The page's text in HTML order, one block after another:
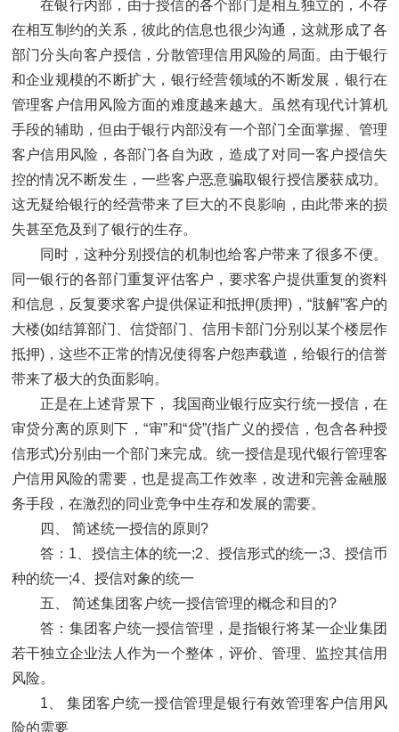
在银行内部，由于授信的各个部门是相互独立的，不存
在相互制约的关系，彼此的信息也很少沟通，这就形成了各
部门分头向客户授信，分散管理信用风险的局面。由于银行
和企业规模的不断扩大，银行经营领域的不断发展，银行在
管理客户信用风险方面的难度越来越大。虽然有现代计算机
手段的辅助，但由于银行内部没有一个部门全面掌握、管理
客户信用风险，各部门各自为政，造成了对同一客户授信失
控的情况不断发生，一些客户恶意骗取银行授信屡获成功。
这无疑给银行的经营带来了巨大的不良影响，由此带来的损
失甚至危及到了银行的生存。
同时，这种分别授信的机制也给客户带来了很多不便。
同一银行的各部门重复评估客户，要求客户提供重复的资料
和信息，反复要求客户提供保证和抵押(质押)，“肢解”客户的
大楼(如结算部门、信贷部门、信用卡部门分别以某个楼层作
抵押)，这些不正常的情况使得客户怨声载道，给银行的信誉
带来了极大的负面影响。
正是在上述背景下， 我国商业银行应实行统一授信，在
审贷分离的原则下，“审”和“贷”(指广义的授信，包含各种授
信形式)分别由一个部门来完成。统一授信是现代银行管理客
户信用风险的需要，也是提高工作效率，改进和完善金融服
务手段，在激烈的同业竞争中生存和发展的需要。
四、 简述统一授信的原则?
答：1、授信主体的统一;2、授信形式的统一;3、授信币
种的统一;4、授信对象的统一
五、 简述集团客户统一授信管理的概念和目的?
答：集团客户统一授信管理，是指银行将某一企业集团
若干独立企业法人作为一个整体，评价、管理、监控其信用
风险。
1、 集团客户统一授信管理是银行有效管理客户信用风
险的需要